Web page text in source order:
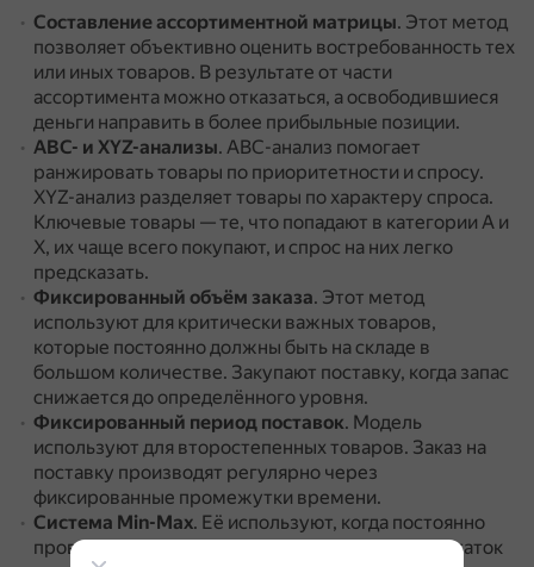
Составление ассортиментной матрицы. Этот метод
позволяет объективно оценить востребованность тех
или иных товаров. В результате от части
ассортимента можно отказаться, а освободившиеся
деньги направить в более прибыльные позиции.
ABC- и XYZ-анализы. ABC-анализ помогает
ранжировать товары по приоритетности и спросу.
XYZ-анализ разделяет товары по характеру спроса.
Ключевые товары — те, что попадают в категории A и
X, их чаще всего покупают, и спрос на них легко
предсказать.
Фиксированный объём заказа. Этот метод
используют для критически важных товаров,
которые постоянно должны быть на складе в
большом количестве. Закупают поставку, когда запас
снижается до определённого уровня.
Фиксированный период поставок. Модель
используют для второстепенных товаров. Заказ на
поставку производят регулярно через
фиксированные промежутки времени.
Система Min-Max. Её используют, когда постоянно
проверять объём запаса слишком затратно.Остаток